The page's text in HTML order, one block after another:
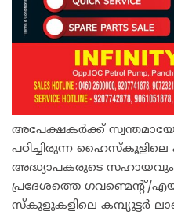
അപേക്ഷകർക്ക്
പഠിച്ചിരുന്ന ഹൈസ്‌കൂളിലെ
അദ്ധ്യാപകരുടെ
പ്രദേശത്തെ ഗവണ്മെന്റ്/
സ്‌കൂളുകളിലെ കമ്പ്യൂട്ടർ